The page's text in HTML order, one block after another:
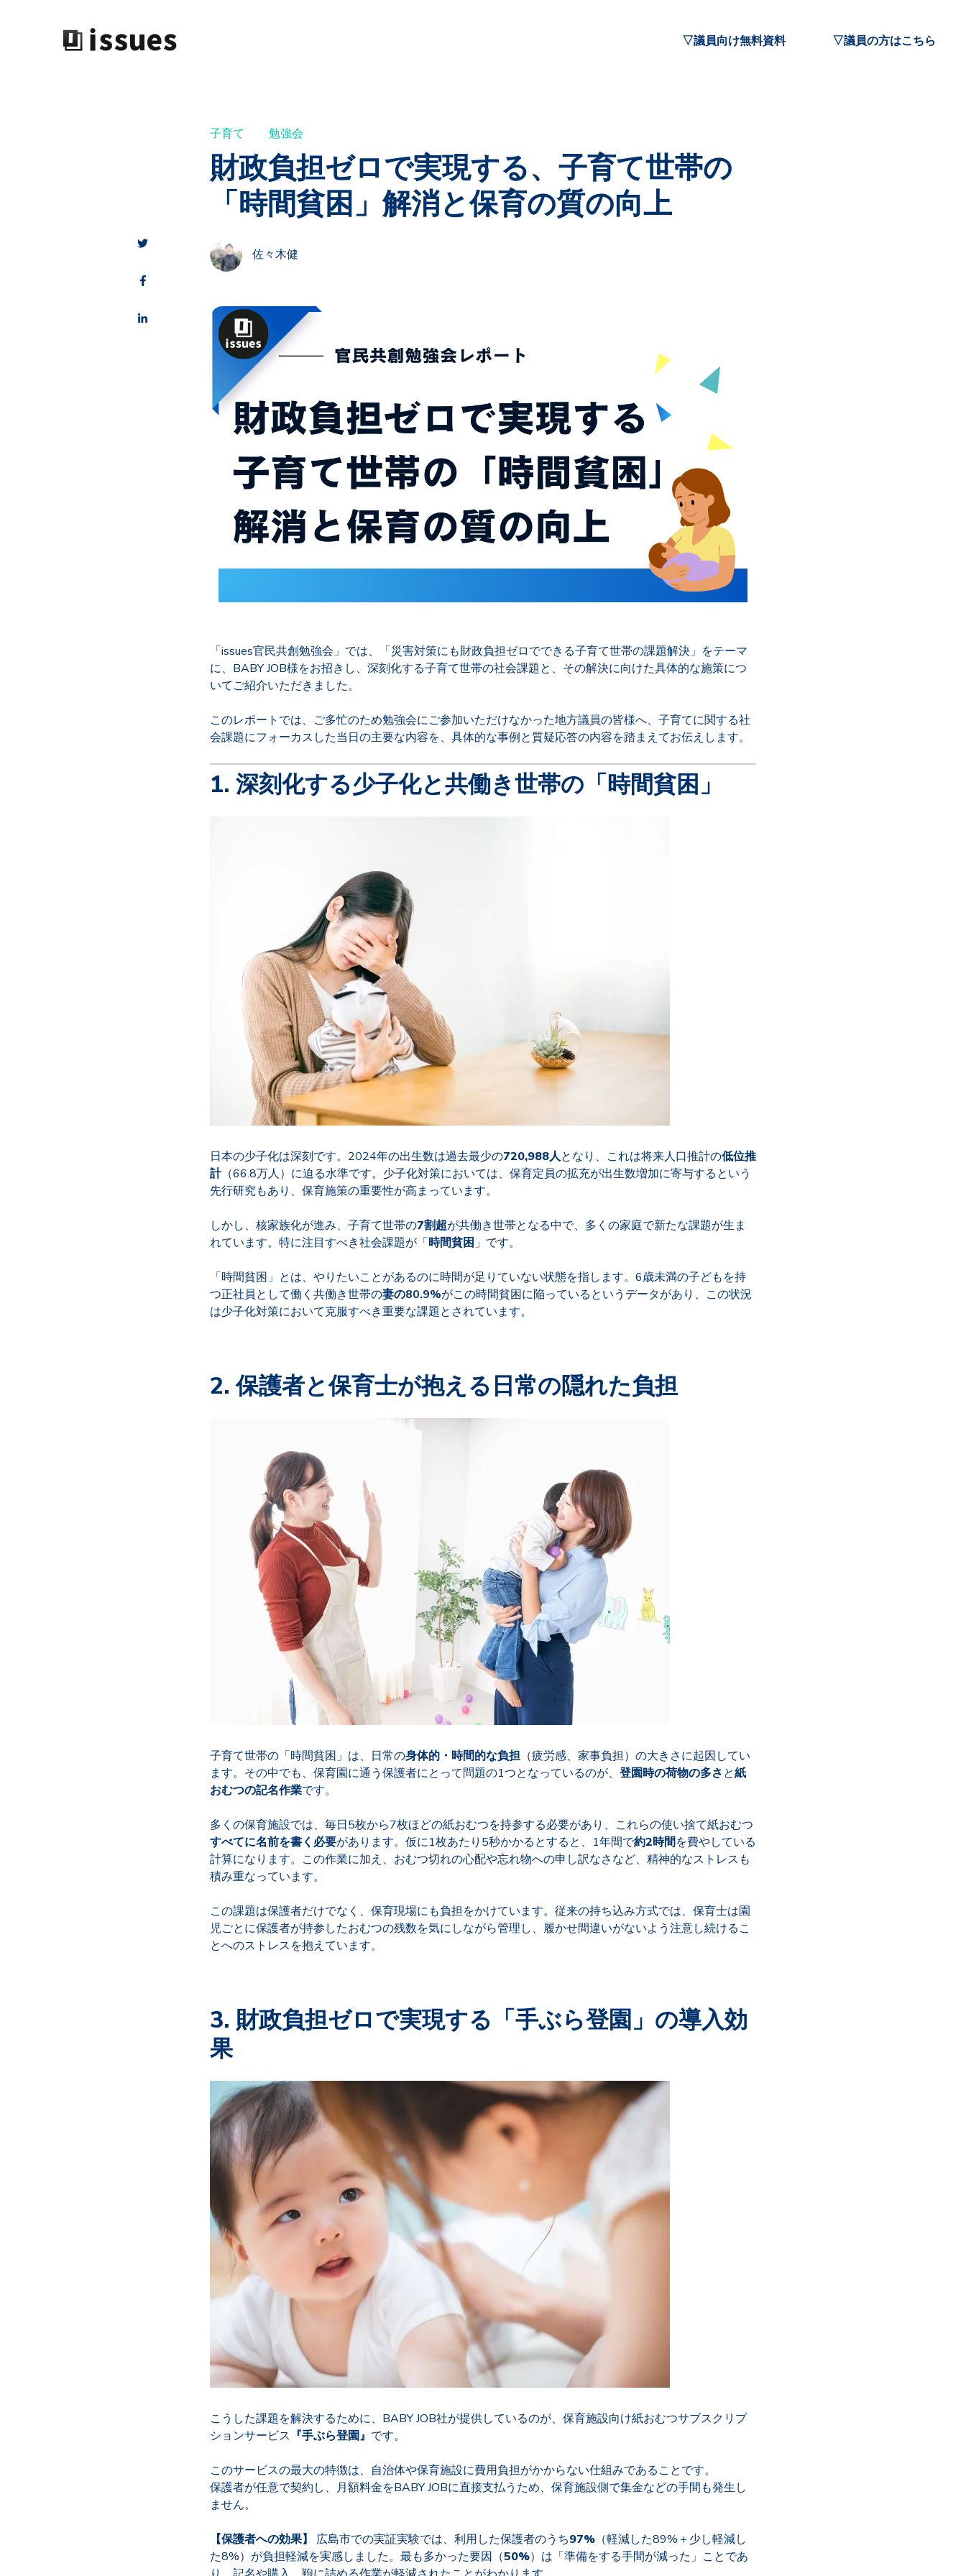
▽議員向け無料資料 ▽議員の方はこちら
子育て 勉強会
財政負担ゼロで実現する、子育て世帯の
「時間貧困」解消と保育の質の向上
佐々木健
「issues官民共創勉強会」では、「災害対策にも財政負担ゼロでできる子育て世帯の課題解決」をテーマ
に、BABY JOB様をお招きし、深刻化する子育て世帯の社会課題と、その解決に向けた具体的な施策につ
いてご紹介いただきました。
このレポートでは、ご多忙のため勉強会にご参加いただけなかった地方議員の皆様へ、子育てに関する社
会課題にフォーカスした当日の主要な内容を、具体的な事例と質疑応答の内容を踏まえてお伝えします。
1. 深刻化する少子化と共働き世帯の「時間貧困」
日本の少子化は深刻です。2024年の出生数は過去最少の720,988人となり、これは将来人口推計の低位推
計（66.8万人）に迫る水準です。少子化対策においては、保育定員の拡充が出生数増加に寄与するという
先行研究もあり、保育施策の重要性が高まっています。
しかし、核家族化が進み、子育て世帯の7割超が共働き世帯となる中で、多くの家庭で新たな課題が生ま
れています。特に注目すべき社会課題が「時間貧困」です。
「時間貧困」とは、やりたいことがあるのに時間が足りていない状態を指します。6歳未満の子どもを持
つ正社員として働く共働き世帯の妻の80.9%がこの時間貧困に陥っているというデータがあり、この状況
は少子化対策において克服すべき重要な課題とされています。
2. 保護者と保育士が抱える日常の隠れた負担
子育て世帯の「時間貧困」は、日常の身体的・時間的な負担（疲労感、家事負担）の大きさに起因してい
ます。その中でも、保育園に通う保護者にとって問題の1つとなっているのが、 登園時の荷物の多さと紙
おむつの記名作業です。
多くの保育施設では、毎日5枚から7枚ほどの紙おむつを持参する必要があり、これらの使い捨て紙おむつ
すべてに名前を書く必要があります。仮に1枚あたり5秒かかるとすると、1年間で約2時間を費やしている
計算になります。この作業に加え、おむつ切れの心配や忘れ物への申し訳なさなど、精神的なストレスも
積み重なっています。
この課題は保護者だけでなく、保育現場にも負担をかけています。従来の持ち込み方式では、保育士は園
児ごとに保護者が持参したおむつの残数を気にしながら管理し、履かせ間違いがないよう注意し続けるこ
とへのストレスを抱えています。
3. 財政負担ゼロで実現する「手ぶら登園」の導入効
果
こうした課題を解決するために、BABY JOB社が提供しているのが、保育施設向け紙おむつサブスクリプ
ションサービス 『手ぶら登園』 です。
このサービスの最大の特徴は、自治体や保育施設に費用負担がかからない仕組みであることです。
保護者が任意で契約し、月額料金をBABY JOBに直接支払うため、保育施設側で集金などの手間も発生し
ません。
【保護者への効果】 広島市での実証実験では、利用した保護者のうち97% （軽減した89%＋少し軽減し
た8%）が負担軽減を実感しました。最も多かった要因（50%）は「準備をする手間が減った」ことであ